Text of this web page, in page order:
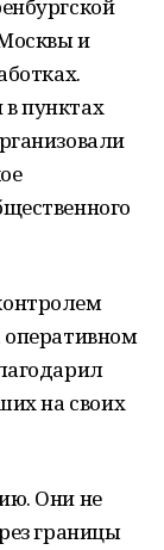
и
пунктах
оперативном
на своих
Они не
границы